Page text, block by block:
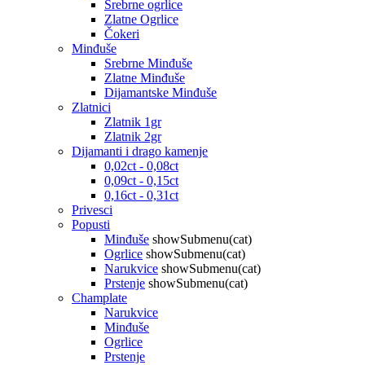
Srebrne ogrlice
Zlatne Ogrlice
Čokeri
Minđuše
Srebrne Minđuše
Zlatne Minđuše
Dijamantske Minđuše
Zlatnici
Zlatnik 1gr
Zlatnik 2gr
Dijamanti i drago kamenje
0,02ct - 0,08ct
0,09ct - 0,15ct
0,16ct - 0,31ct
Privesci
Popusti
Minđuše showSubmenu(cat)
Ogrlice showSubmenu(cat)
Narukvice showSubmenu(cat)
Prstenje showSubmenu(cat)
Champlate
Narukvice
Minđuše
Ogrlice
Prstenje